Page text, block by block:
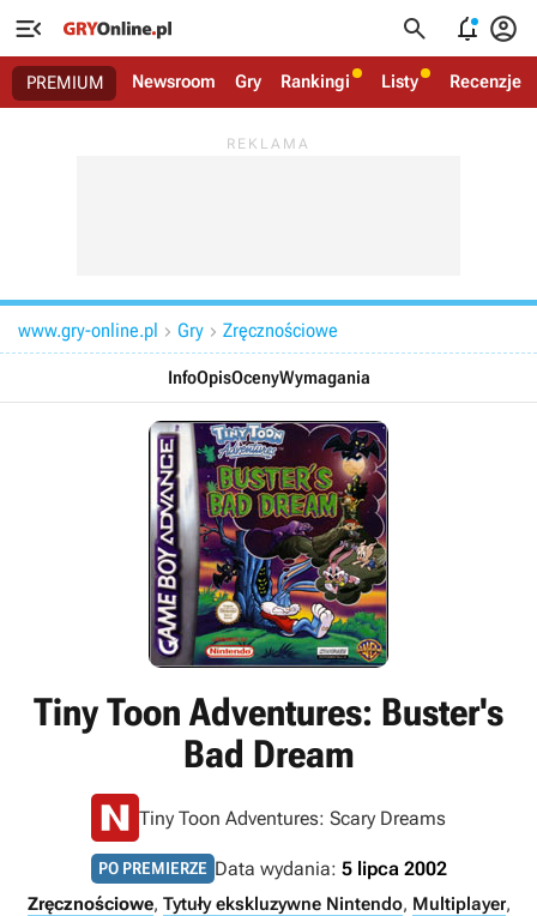
   
PREMIUM Newsroom Gry Rankingi Listy Recenzje
www.gry-online.pl  Gry  Zręcznościowe
InfoOpisOcenyWymagania
Tiny Toon Adventures: Buster's
Bad Dream
Tiny Toon Adventures: Scary Dreams
PO PREMIERZE Data wydania: 5 lipca 2002
Zręcznościowe, Tytuły ekskluzywne Nintendo, Multiplayer,